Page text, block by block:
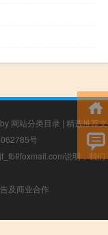
网站分类目录 | 精选推荐文
号
说明，我们
及商业合作